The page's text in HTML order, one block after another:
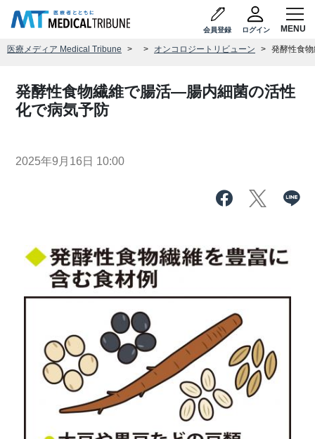
会員登録 ログイン
医療メディア Medical Tribune オンコロジートリビューン 発酵性食
発酵性食物繊維で腸活―腸内細菌の活性
化で病気予防
2025年9月16日 10:00